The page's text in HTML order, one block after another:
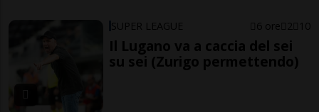
SUPER LEAGUE 6 ore 2 10
Il Lugano va a caccia del sei
su sei (Zurigo permettendo)